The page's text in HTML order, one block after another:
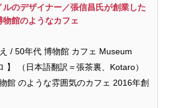
ルのデザイナー／張信昌氏が創業した
物館のようなカフェ
/ 50年代 博物館 カフェ Museum
】 （日本語翻訳＝張茶裏、Kotaro）
館 のような雰囲気のカフェ 2016年創